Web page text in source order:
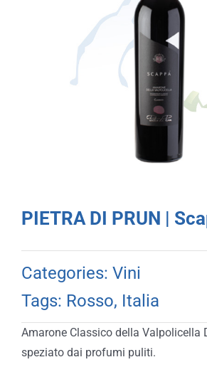
PIETRA DI PRUN |
Categories: Vini
Tags: Rosso, Italia
Amarone Classico della Valpolicella
speziato dai profumi puliti.